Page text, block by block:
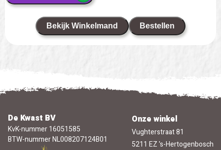
Bekijk Winkelmand Bestellen
De Kwast BV
KvK-nummer 16051585
BTW-nummer NL008207124B01
Onze winkel
Vughterstraat 81
5211 EZ 's-Hertogenbosch